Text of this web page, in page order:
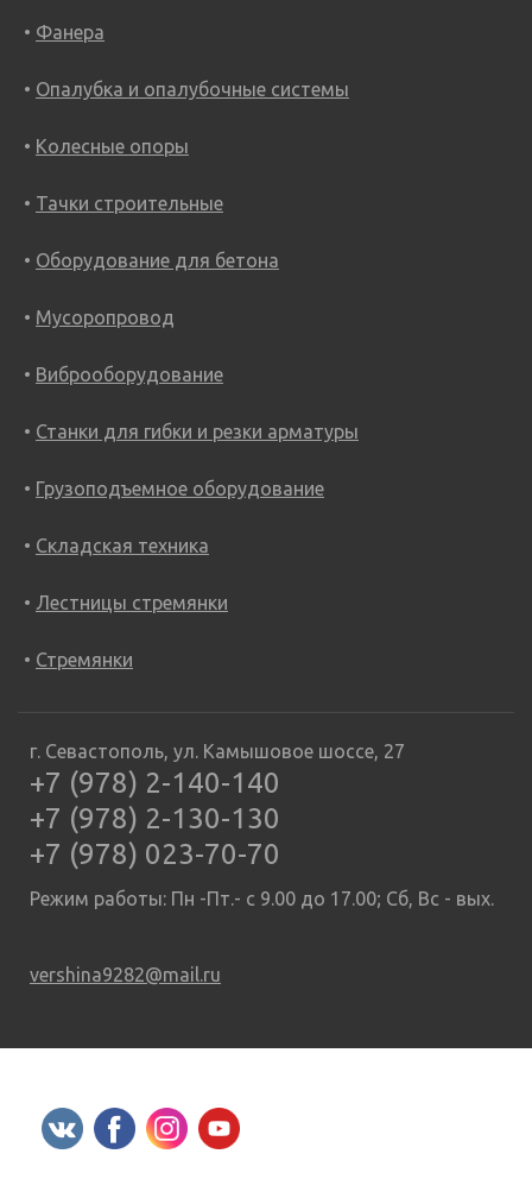
Фанера
Опалубка и опалубочные системы
Колесные опоры
Тачки строительные
Оборудование для бетона
Мусоропровод
Виброоборудование
Станки для гибки и резки арматуры
Грузоподъемное оборудование
Складская техника
Лестницы стремянки
Стремянки
г. Севастополь, ул. Камышовое шоссе, 27
+7 (978) 2-140-140
+7 (978) 2-130-130
+7 (978) 023-70-70
Режим работы: Пн -Пт.- с 9.00 до 17.00; Сб, Вс - вых.
vershina9282@mail.ru